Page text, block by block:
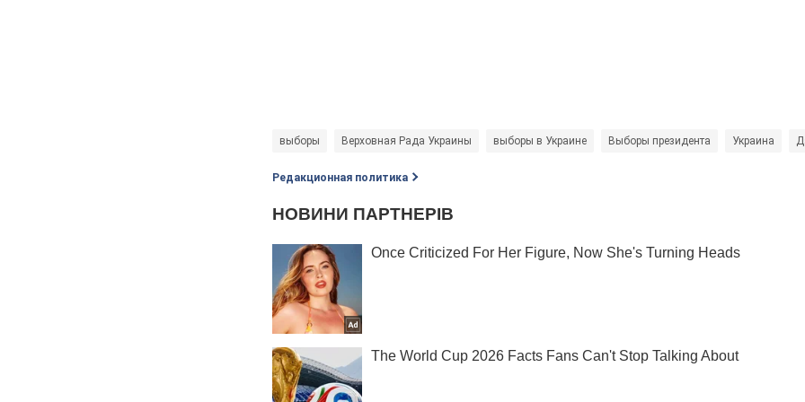
выборы Верховная Рада Украины выборы в Украине Выборы президента Украина
Редакционная политика